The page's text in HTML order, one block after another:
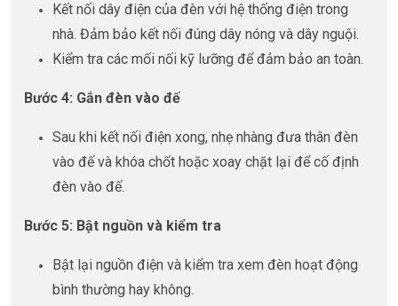
Kết nối dây điện của đèn với hệ thống điện trong
nhà. Đảm bảo kết nối đúng dây nóng và dây nguội.
Kiểm tra các mối nối kỹ lưỡng để đảm bảo an toàn.
Bước 4: Gắn đèn vào đế
Sau khi kết nối điện xong, nhẹ nhàng đưa thân đèn
vào đế và khóa chốt hoặc xoay chặt lại để cố định
đèn vào đế.
Bước 5: Bật nguồn và kiểm tra
Bật lại nguồn điện và kiểm tra xem đèn hoạt động
bình thường hay không.